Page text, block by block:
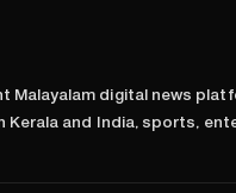
Malayalam digital news
Kerala and India, sports,